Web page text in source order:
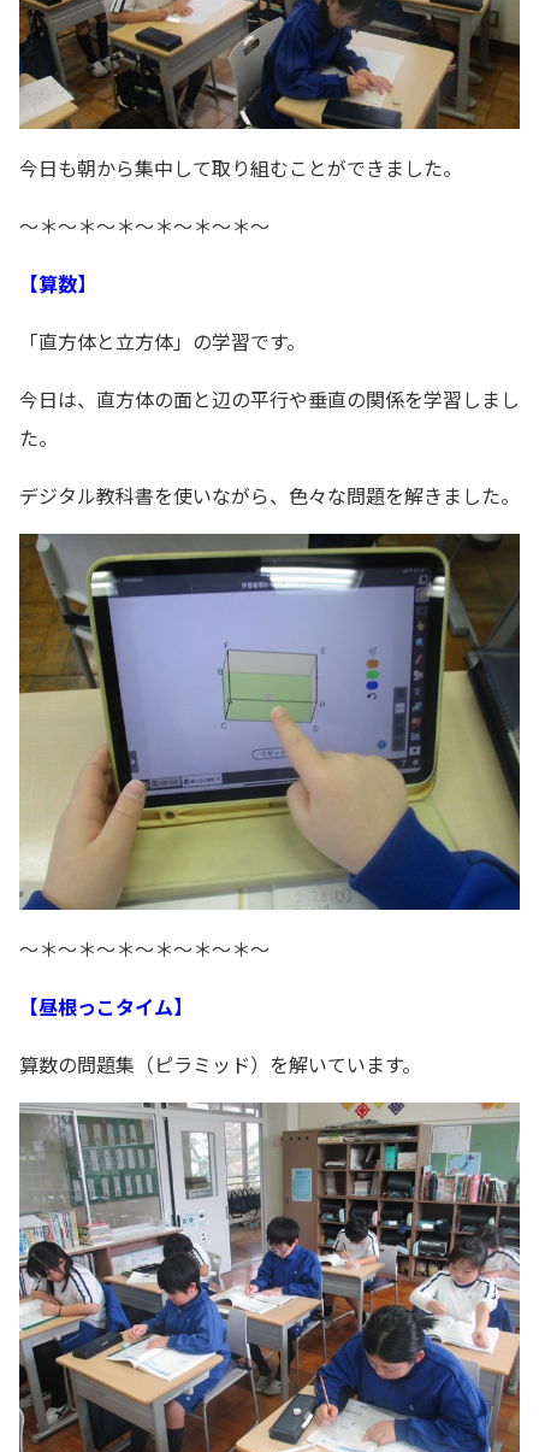
今日も朝から集中して取り組むことができました。
～＊～＊～＊～＊～＊～＊～
【算数】
「直方体と立方体」の学習です。
今日は、直方体の面と辺の平行や垂直の関係を学習しまし
た。
デジタル教科書を使いながら、色々な問題を解きました。
～＊～＊～＊～＊～＊～＊～
【昼根っこタイム】
算数の問題集（ピラミッド）を解いています。